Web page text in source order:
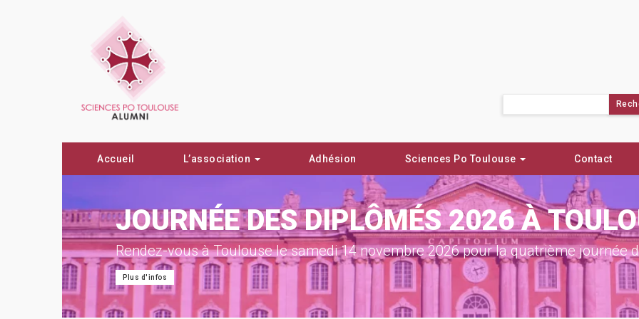
Accueil L’association Adhésion Sciences Po Toulouse Contact
JOURNÉE DES DIPLÔMÉS 2026 À
Rendez-vous à Toulouse le samedi 14 novembre 2026 pour la quatrième journée
Plus d'infos